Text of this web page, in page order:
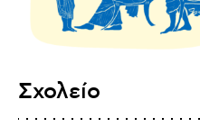
Σχολείο